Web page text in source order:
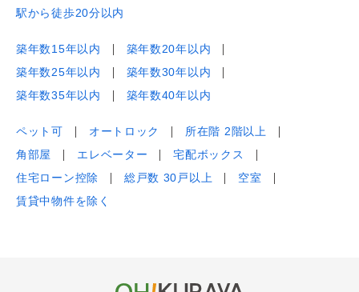
駅から徒歩20分以内
築年数15年以内
築年数20年以内
築年数25年以内
築年数30年以内
築年数35年以内
築年数40年以内
ペット可 オートロック
所在階 2階以上
角部屋
エレベーター
宅配ボックス
住宅ローン控除
総戸数 30戸以上
空室
賃貸中物件を除く